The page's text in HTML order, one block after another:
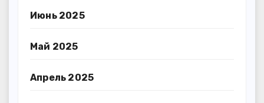
Июнь 2025
Май 2025
Апрель 2025